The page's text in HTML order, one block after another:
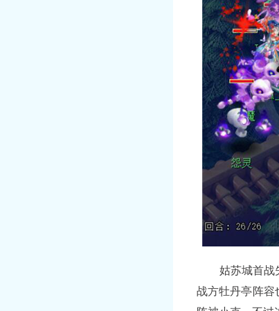
姑苏城首战失
战方牡丹亭阵容